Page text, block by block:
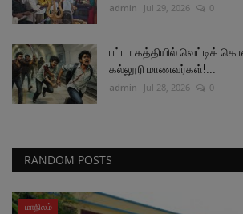
admin Jul 29, 2026 0
பட்டா கத்தியில் வெட்டிக்
கல்லூரி மாணவர்கள்!...
admin Jul 28, 2026 0
RANDOM POSTS
மாநிலம்